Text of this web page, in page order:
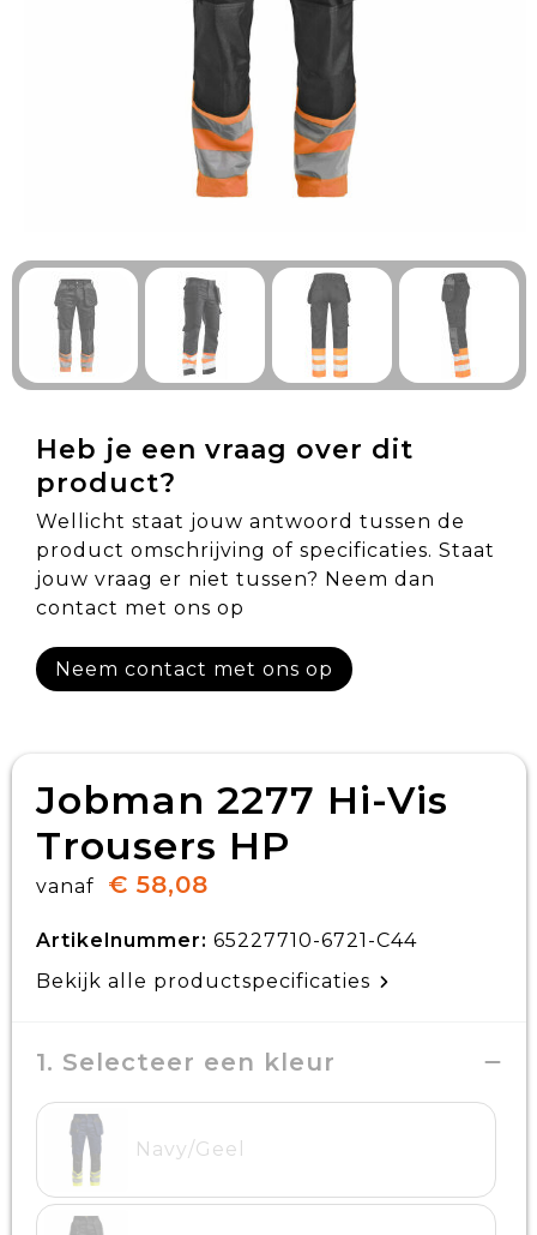
Technologie & Gadgets
Outdoor & Vrije tijd
Pennen & Schrijfwaren
Tassen & Reizen
Gezondheid & Welzijn
Eten & Drinken
Heb je een vraag over dit
product?
Wellicht staat jouw antwoord tussen de
product omschrijving of specificaties. Staat
jouw vraag er niet tussen? Neem dan
contact met ons op
Neem contact met ons op
Jobman 2277 Hi-Vis
Trousers HP
vanaf € 58,08
Artikelnummer: 65227710-6721-C44
Bekijk alle productspecificaties
1. Selecteer een kleur
Navy/Geel